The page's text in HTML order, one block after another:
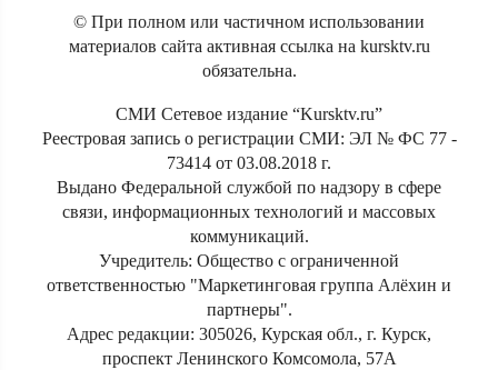
© При полном или частичном использовании
материалов сайта активная ссылка на kursktv.ru
обязательна.
СМИ Сетевое издание “Kursktv.ru”
Реестровая запись о регистрации СМИ: ЭЛ № ФС 77 -
73414 от 03.08.2018 г.
Выдано Федеральной службой по надзору в сфере
связи, информационных технологий и массовых
коммуникаций.
Учредитель: Общество с ограниченной
ответственностью "Маркетинговая группа Алёхин и
партнеры".
Адрес редакции: 305026, Курская обл., г. Курск,
проспект Ленинского Комсомола, 57А